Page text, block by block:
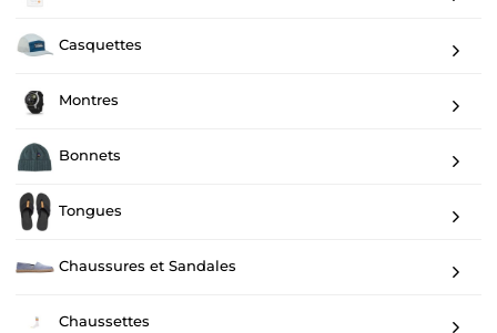
Casquettes
Montres
Bonnets
Tongues
Chaussures et Sandales
Chaussettes